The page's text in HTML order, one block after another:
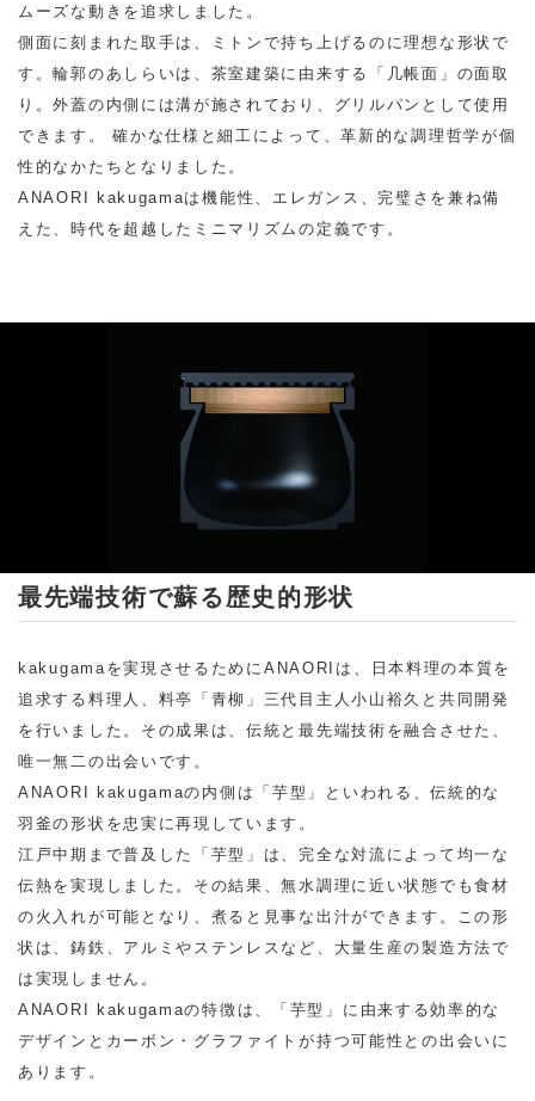
ムーズな動きを追求しました。
側面に刻まれた取手は、ミトンで持ち上げるのに理想な形状で
す。輪郭のあしらいは、茶室建築に由来する「几帳面」の面取
り。外蓋の内側には溝が施されており、グリルパンとして使用
できます。 確かな仕様と細工によって、革新的な調理哲学が個
性的なかたちとなりました。
ANAORI kakugamaは機能性、エレガンス、完璧さを兼ね備
えた、時代を超越したミニマリズムの定義です。
最先端技術で蘇る歴史的形状
kakugamaを実現させるためにANAORIは、日本料理の本質を
追求する料理人、料亭「青柳」三代目主人小山裕久と共同開発
を行いました。その成果は、伝統と最先端技術を融合させた、
唯一無二の出会いです。
ANAORI kakugamaの内側は「芋型」といわれる、伝統的な
羽釜の形状を忠実に再現しています。
江戸中期まで普及した「芋型」は、完全な対流によって均一な
伝熱を実現しました。その結果、無水調理に近い状態でも食材
の火入れが可能となり、煮ると見事な出汁ができます。この形
状は、鋳鉄、アルミやステンレスなど、大量生産の製造方法で
は実現しません。
ANAORI kakugamaの特徴は、「芋型」に由来する効率的な
デザインとカーボン・グラファイトが持つ可能性との出会いに
あります。